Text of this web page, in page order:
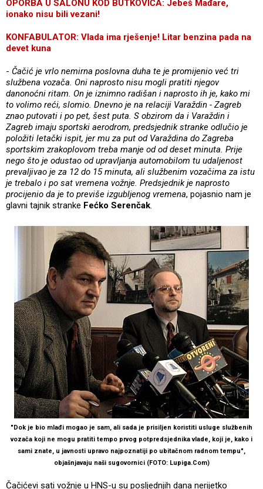
OPORBA U SALONU KOD BUTKOVIĆA: Jebeš Mađare,
ionako nisu bili vezani!
KONFABULATOR: Vlada ima rješenje! Litar benzina pada na
devet kuna
- Čačić je vrlo nemirna poslovna duha te je promijenio već tri
službena vozača. Oni naprosto nisu mogli pratiti njegov
danonoćni ritam. On je iznimno radišan i naprosto ih je, kako mi
to volimo reći, slomio. Dnevno je na relaciji Varaždin - Zagreb
znao putovati i po pet, šest puta. S obzirom da i Varaždin i
Zagreb imaju sportski aerodrom, predsjednik stranke odlučio je
položiti letački ispit, jer mu za put od Varaždina do Zagreba
sportskim zrakoplovom treba manje od od deset minuta. Prije
nego što je odustao od upravljanja automobilom tu udaljenost
prevaljivao je za 12 do 15 minuta, ali službenim vozačima za istu
je trebalo i po sat vremena vožnje. Predsjednik je naprosto
procijenio da je to previše izgubljenog vremena, pojasnio nam je
glavni tajnik stranke Fećko Serenčak.
"Dok je bio mlađi mogao je sam, ali sada je prisiljen koristiti usluge službenih
vozača koji ne mogu pratiti tempo prvog potpredsjednika vlade, koji je, kako i
sami znate, u javnosti upravo najpoznatiji po ubitačnom radnom tempu",
objašnjavaju naši sugovornici (FOTO: Lupiga.Com)
Čačićevi sati vožnje u HNS-u su posljednjih dana nerijetko